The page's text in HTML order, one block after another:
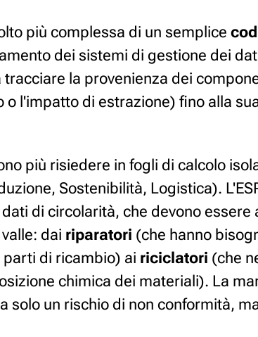
più complessa di un semplice
dei sistemi di gestione dei
la provenienza dei
l'impatto di estrazione) fino alla
più risiedere in fogli di calcolo
Sostenibilità, Logistica).
di circolarità, che devono essere
dai riparatori (che hanno
di ricambio) ai riciclatori (che
chimica dei materiali). La
solo un rischio di non conformità,